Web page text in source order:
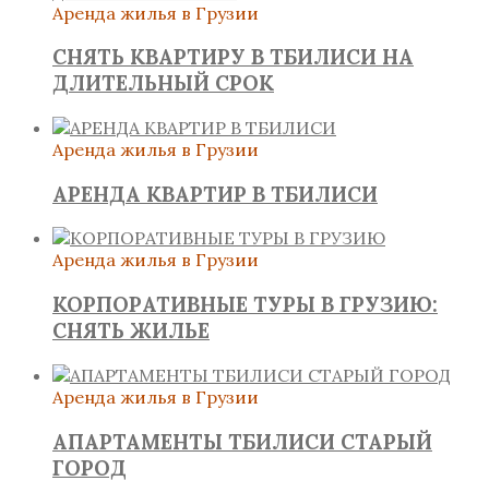
Аренда жилья в Грузии
СНЯТЬ КВАРТИРУ В ТБИЛИСИ НА
ДЛИТЕЛЬНЫЙ СРОК
Аренда жилья в Грузии
АРЕНДА КВАРТИР В ТБИЛИСИ
Аренда жилья в Грузии
КОРПОРАТИВНЫЕ ТУРЫ В ГРУЗИЮ:
СНЯТЬ ЖИЛЬЕ
Аренда жилья в Грузии
АПАРТАМЕНТЫ ТБИЛИСИ СТАРЫЙ
ГОРОД